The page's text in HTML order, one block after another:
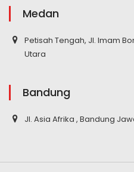
Medan
Petisah Tengah, Jl. Imam
Utara
Bandung
Jl. Asia Afrika , Bandung